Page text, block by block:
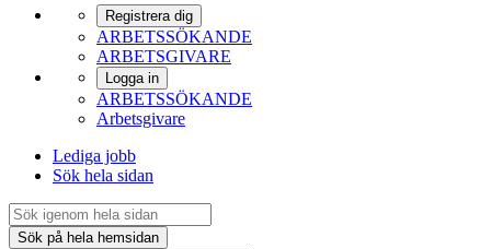
Registrera dig
ARBETSSÖKANDE
ARBETSGIVARE
Logga in
ARBETSSÖKANDE
Arbetsgivare
Lediga jobb
Sök hela sidan